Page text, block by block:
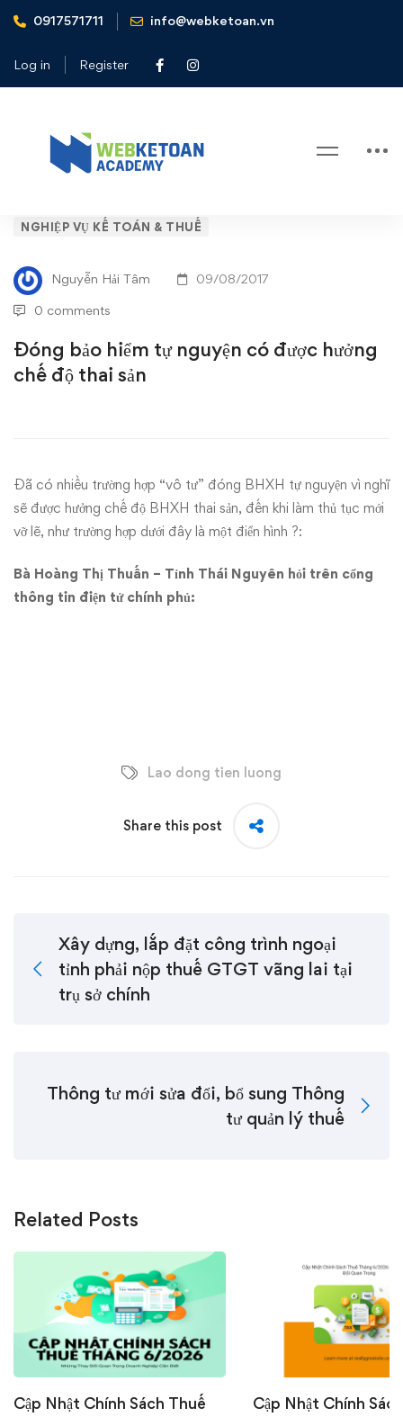
0917571711 info@webketoan.vn
Log in Register
Home
Nghiệp vụ Kế toán & Thuế
Đóng
bảo
hiểm
tự
nguyện
được
hưởng
chế
độ
NGHIỆP VỤ KẾ TOÁN & THUẾ
Nguyễn Hải Tâm 09/08/2017
0 comments
Đóng bảo hiểm tự nguyện có được hưởng
chế độ thai sản
Đã có nhiều trường hợp “vô tư” đóng BHXH tự nguyện vì nghĩ
sẽ được hưởng chế độ BHXH thai sản, đến khi làm thủ tục mới
vỡ lẽ, như trường hợp dưới đây là một điển hình ?:
Bà Hoàng Thị Thuấn – Tỉnh Thái Nguyên hỏi trên cổng
thông tin điện tử chính phủ:
Lao dong tien luong
Share this post
Xây dựng, lắp đặt công trình ngoại
tỉnh phải nộp thuế GTGT vãng lai tại
trụ sở chính
Thông tư mới sửa đổi, bổ sung Thông
tư quản lý thuế
Related Posts
Cập Nhật Chính Sách Thuế
Cập Nhật Chính